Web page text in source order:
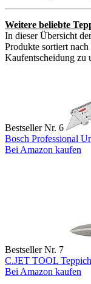
Weitere beliebte
In dieser Übersicht
Produkte sortiert
Kaufentscheidung zu
Bestseller Nr. 6
Bosch Professional
Bei Amazon kaufen
Bestseller Nr. 7
C.JET TOOL
Bei Amazon kaufen